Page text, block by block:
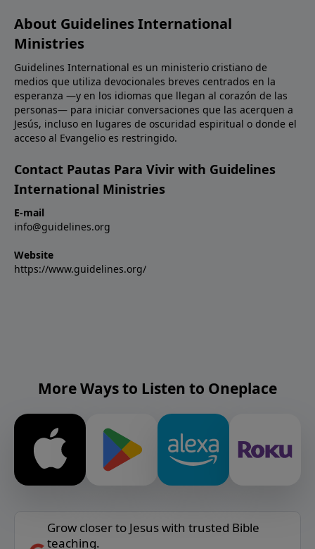
About Guidelines International
Ministries
Guidelines International es un ministerio cristiano de
medios que utiliza devocionales breves centrados en la
esperanza —y en los idiomas que llegan al corazón de las
personas— para iniciar conversaciones que las acerquen a
Jesús, incluso en lugares de oscuridad espiritual o donde el
acceso al Evangelio es restringido.
Contact Pautas Para Vivir with Guidelines
International Ministries
E-mail
info@guidelines.org
Website
https://www.guidelines.org/
More Ways to Listen to Oneplace
Grow closer to Jesus with trusted Bible
teaching.